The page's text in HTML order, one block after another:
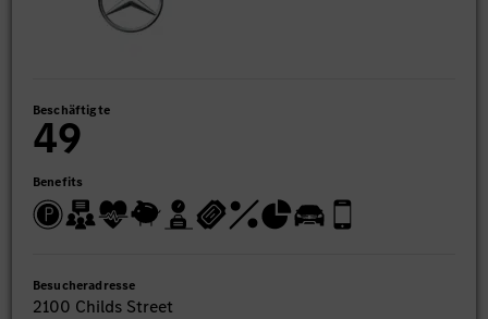
Beschäftigte
49
Benefits
Besucheradresse
2100 Childs Street